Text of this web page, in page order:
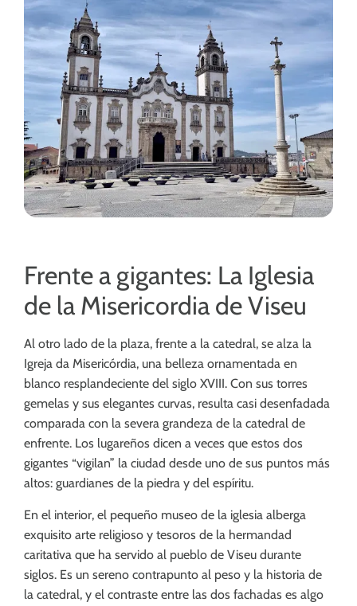
Frente a gigantes: La Iglesia
de la Misericordia de Viseu
Al otro lado de la plaza, frente a la catedral, se alza la
Igreja da Misericórdia, una belleza ornamentada en
blanco resplandeciente del siglo XVIII. Con sus torres
gemelas y sus elegantes curvas, resulta casi desenfadada
comparada con la severa grandeza de la catedral de
enfrente. Los lugareños dicen a veces que estos dos
gigantes “vigilan” la ciudad desde uno de sus puntos más
altos: guardianes de la piedra y del espíritu.
En el interior, el pequeño museo de la iglesia alberga
exquisito arte religioso y tesoros de la hermandad
caritativa que ha servido al pueblo de Viseu durante
siglos. Es un sereno contrapunto al peso y la historia de
la catedral, y el contraste entre las dos fachadas es algo